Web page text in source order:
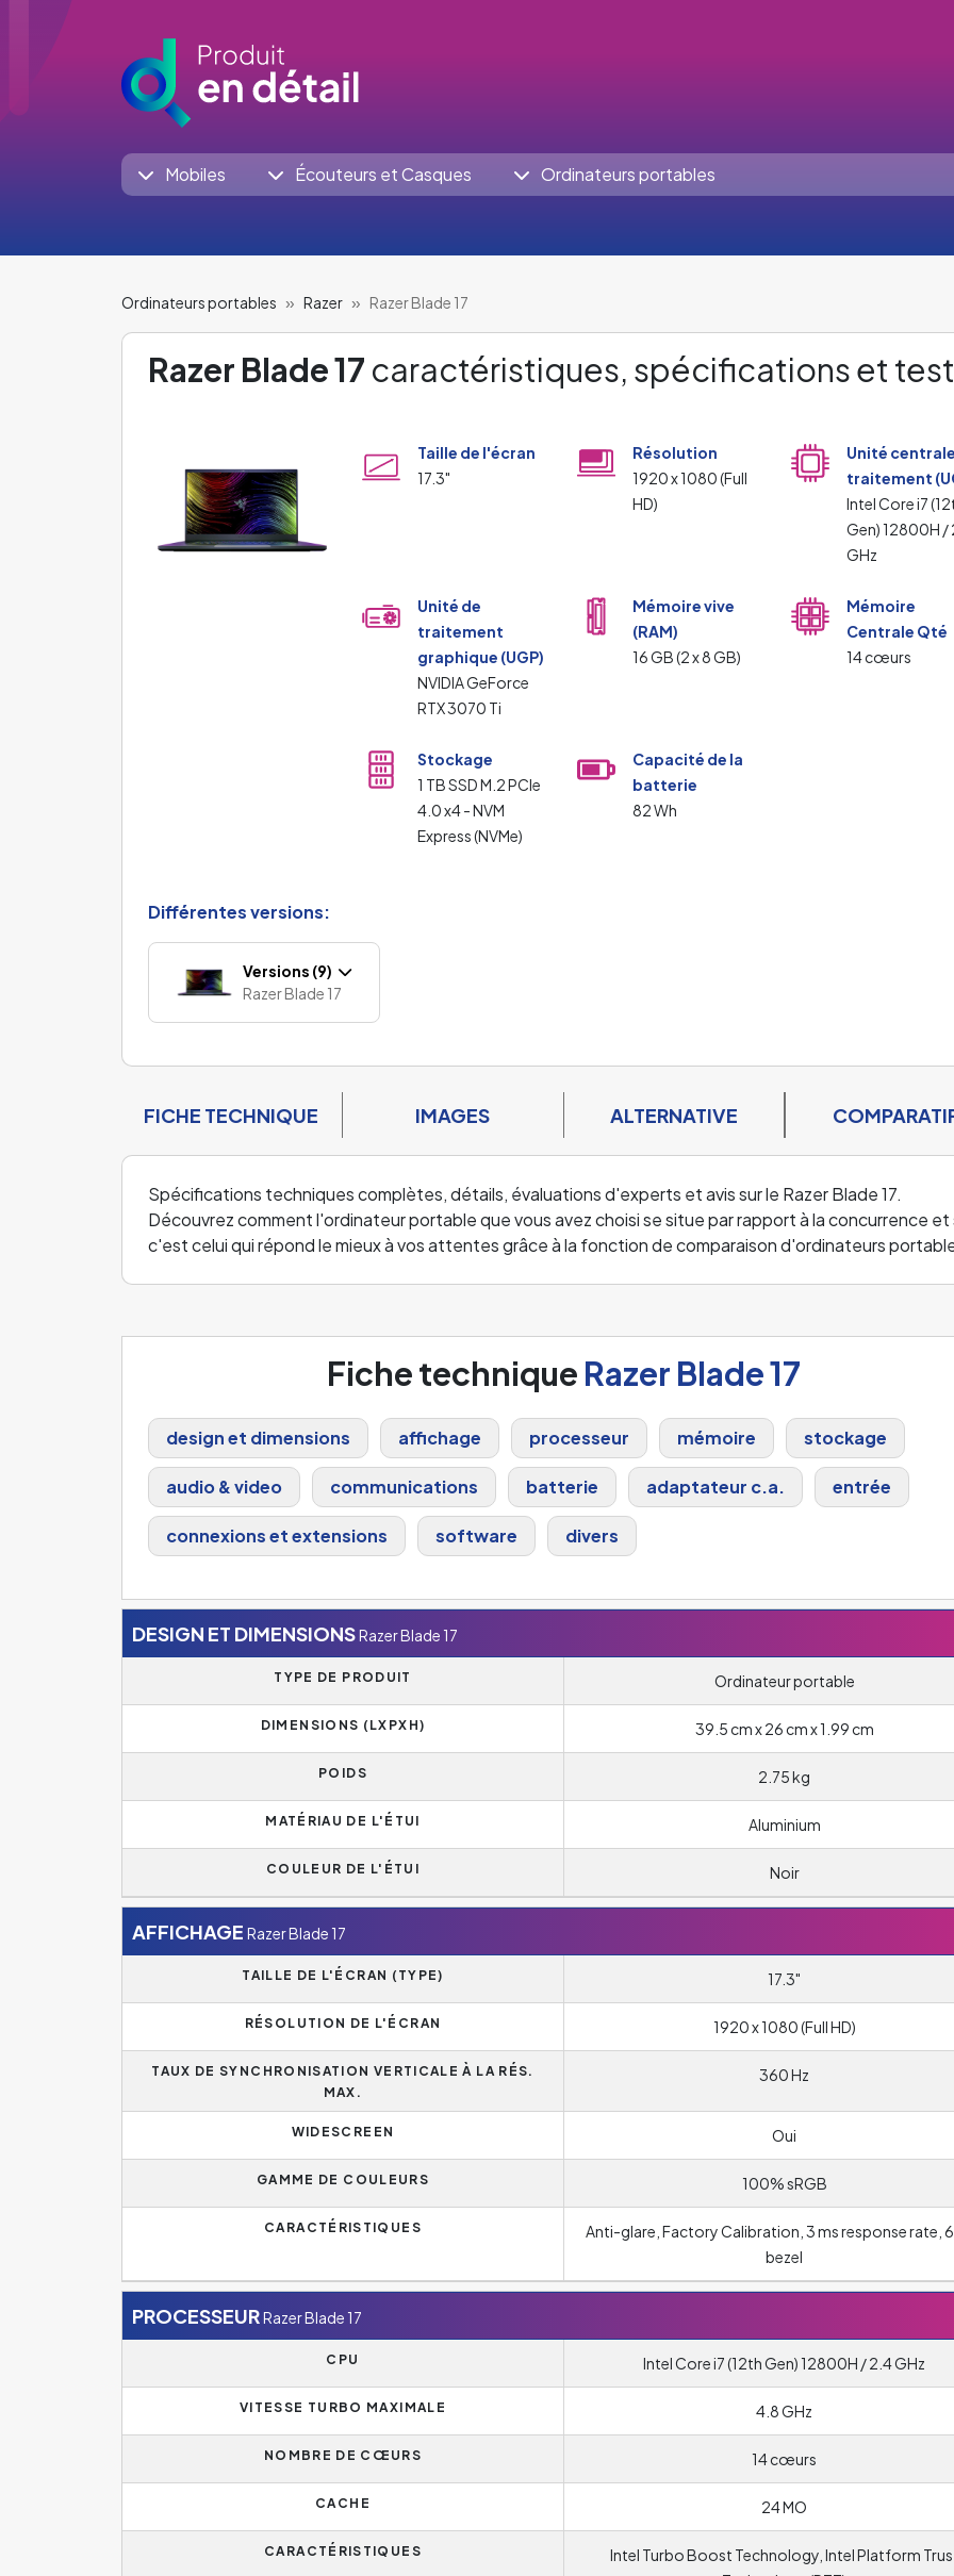
Mobiles Écouteurs et Casques Ordinateurs portables
Ordinateurs portables Razer Razer Blade 17
Razer Blade 17 caractéristiques, spécifications et test
Taille de l'écran
17.3"
Résolution
1920 x 1080 (Full
HD)
Unité
traitement
Intel Core i7
Gen) 12800H /
GHz
Unité de
traitement
graphique (UGP)
NVIDIA GeForce
RTX 3070 Ti
Mémoire vive
(RAM)
16 GB (2 x 8 GB)
Mémoire
Centrale Qté
14 cœurs
Stockage
1 TB SSD M.2 PCIe
4.0 x4 - NVM
Express (NVMe)
Capacité de la
batterie
82 Wh
Différentes versions:
Versions (9)
Razer Blade 17
FICHE TECHNIQUE IMAGES ALTERNATIVE
Spécifications techniques complètes, détails, évaluations d'experts et avis sur le Razer Blade 17.
Découvrez comment l'ordinateur portable que vous avez choisi se situe par rapport à la concurrence et
c'est celui qui répond le mieux à vos attentes grâce à la fonction de comparaison d'ordinateurs
Fiche technique Razer Blade 17
design et dimensions affichage processeur mémoire stockage
audio & video communications batterie adaptateur c.a. entrée
connexions et extensions software divers
DESIGN ET DIMENSIONSRazer Blade 17
TYPE DE PRODUIT Ordinateur portable
DIMENSIONS (LXPXH) 39.5 cm x 26 cm x 1.99 cm
POIDS 2.75 kg
MATÉRIAU DE L'ÉTUI Aluminium
COULEUR DE L'ÉTUI Noir
AFFICHAGE Razer Blade 17
TAILLE DE L'ÉCRAN (TYPE) 17.3"
RÉSOLUTION DE L'ÉCRAN 1920 x 1080 (Full HD)
TAUX DE SYNCHRONISATION VERTICALE À LA RÉS.
MAX.
360 Hz
WIDESCREEN Oui
GAMME DE COULEURS 100% sRGB
CARACTÉRISTIQUES
Anti-glare, Factory Calibration, 3 ms response rate,
bezel
PROCESSEURRazer Blade 17
CPU Intel Core i7 (12th Gen) 12800H / 2.4 GHz
VITESSE TURBO MAXIMALE 4.8 GHz
NOMBRE DE CŒURS 14 cœurs
CACHE 24 MO
CARACTÉRISTIQUES
Intel Turbo Boost Technology, Intel Platform